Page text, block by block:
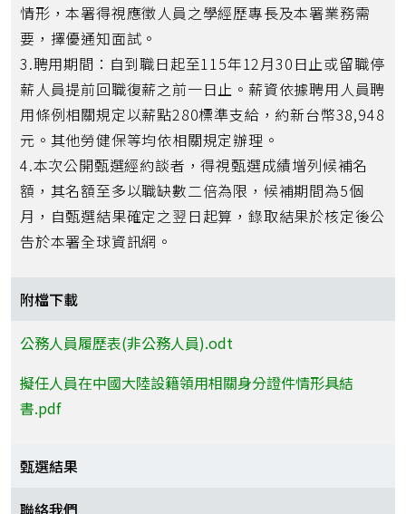
情形，本署得視應徵人員之學經歷專長及本署業務需
要，擇優通知面試。
3.聘用期間：自到職日起至115年12月30日止或留職停
薪人員提前回職復薪之前一日止。薪資依據聘用人員聘
用條例相關規定以薪點280標準支給，約新台幣38,948
元。其他勞健保等均依相關規定辦理。
4.本次公開甄選經約談者，得視甄選成績增列候補名
額，其名額至多以職缺數二倍為限，候補期間為5個
月，自甄選結果確定之翌日起算，錄取結果於核定後公
告於本署全球資訊網。
附檔下載
公務人員履歷表(非公務人員).odt
擬任人員在中國大陸設籍領用相關身分證件情形具結
書.pdf
甄選結果
聯絡我們